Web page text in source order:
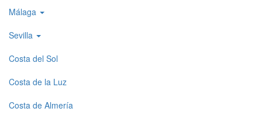
Málaga
Sevilla
Costa del Sol
Costa de la Luz
Costa de Almería